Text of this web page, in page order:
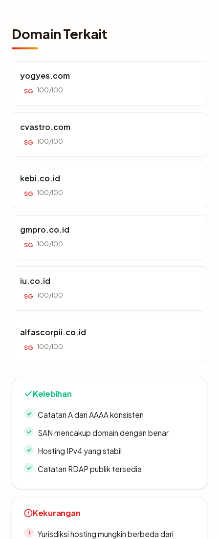
Domain Terkait
yogyes.com
SG 100/100
cvastro.com
SG 100/100
kebi.co.id
SG 100/100
gmpro.co.id
SG 100/100
iu.co.id
SG 100/100
alfascorpii.co.id
SG 100/100
Kelebihan
Catatan A dan AAAA konsisten
SAN mencakup domain dengan benar
Hosting IPv4 yang stabil
Catatan RDAP publik tersedia
Kekurangan
Yurisdiksi hosting mungkin berbeda dari